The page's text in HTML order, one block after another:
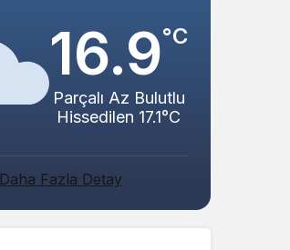
16.9°C
Parçalı Az Bulutlu
Hissedilen 17.1°C
Daha Fazla Detay